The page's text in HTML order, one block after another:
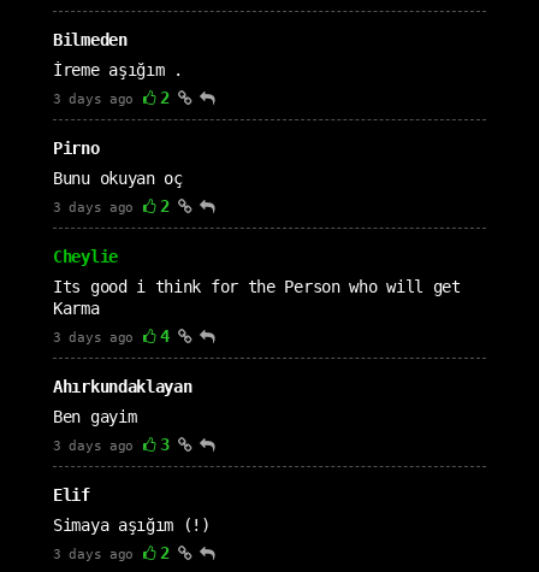
Bilmeden
İreme aşığım .
3 days ago 2
Pirno
Bunu okuyan oç
3 days ago 2
Cheylie
Its good i think for the Person who will get
Karma
3 days ago 4
Ahırkundaklayan
Ben gayim
3 days ago 3
Elif
Simaya aşığım (!)
3 days ago 2